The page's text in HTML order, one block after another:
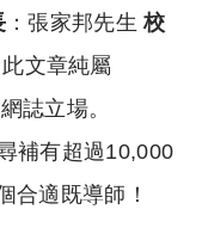
：張家邦先生 校
文章純屬
誌立場。
補有超過10,000
合適既導師！